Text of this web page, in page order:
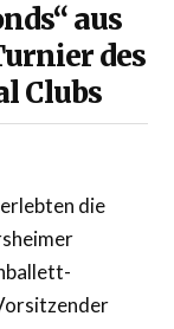
aus
des
Clubs
die